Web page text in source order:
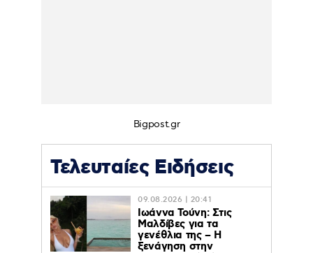
Bigpost.gr
Τελευταίες Ειδήσεις
09.08.2026 | 20:41
Ιωάννα Τούνη: Στις
Μαλδίβες για τα
γενέθλια της – H
ξενάγηση στην